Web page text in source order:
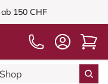
ab 150 CHF